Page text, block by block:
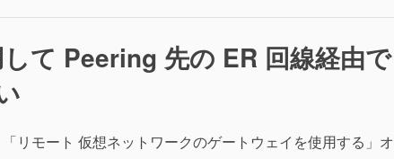
て Peering 先の ER 回線経由で
リモート 仮想ネットワークのゲートウェイを使用する」